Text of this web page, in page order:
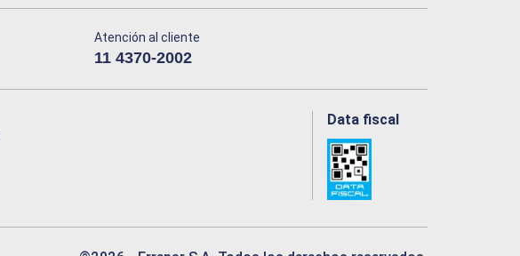
Atención al cliente
11 4370-2002
Data fiscal